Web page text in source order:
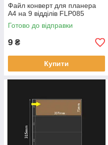
Файл конверт для планера
А4 на 9 відділів FLP085
Готово до відправки
9 ₴
Купити